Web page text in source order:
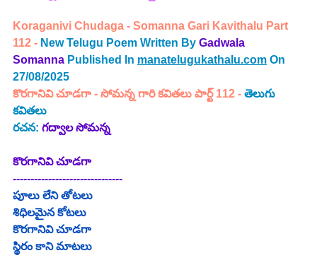
Koraganivi Chudaga - Somanna Gari Kavithalu Part
112 - New Telugu Poem Written By Gadwala
Somanna Published In manatelugukathalu.com On
27/08/2025
కొరగానివి చూడగా - సోమన్న గారి కవితలు పార్ట్ 112 - తెలుగు
కవితలు
రచన: గద్వాల సోమన్న
కొరగానివి చూడగా
-------------------------------
పూలు లేని తోటలు
శిధిలమైన కోటలు
కొరగానివి చూడగా
స్థిరం కాని మాటలు